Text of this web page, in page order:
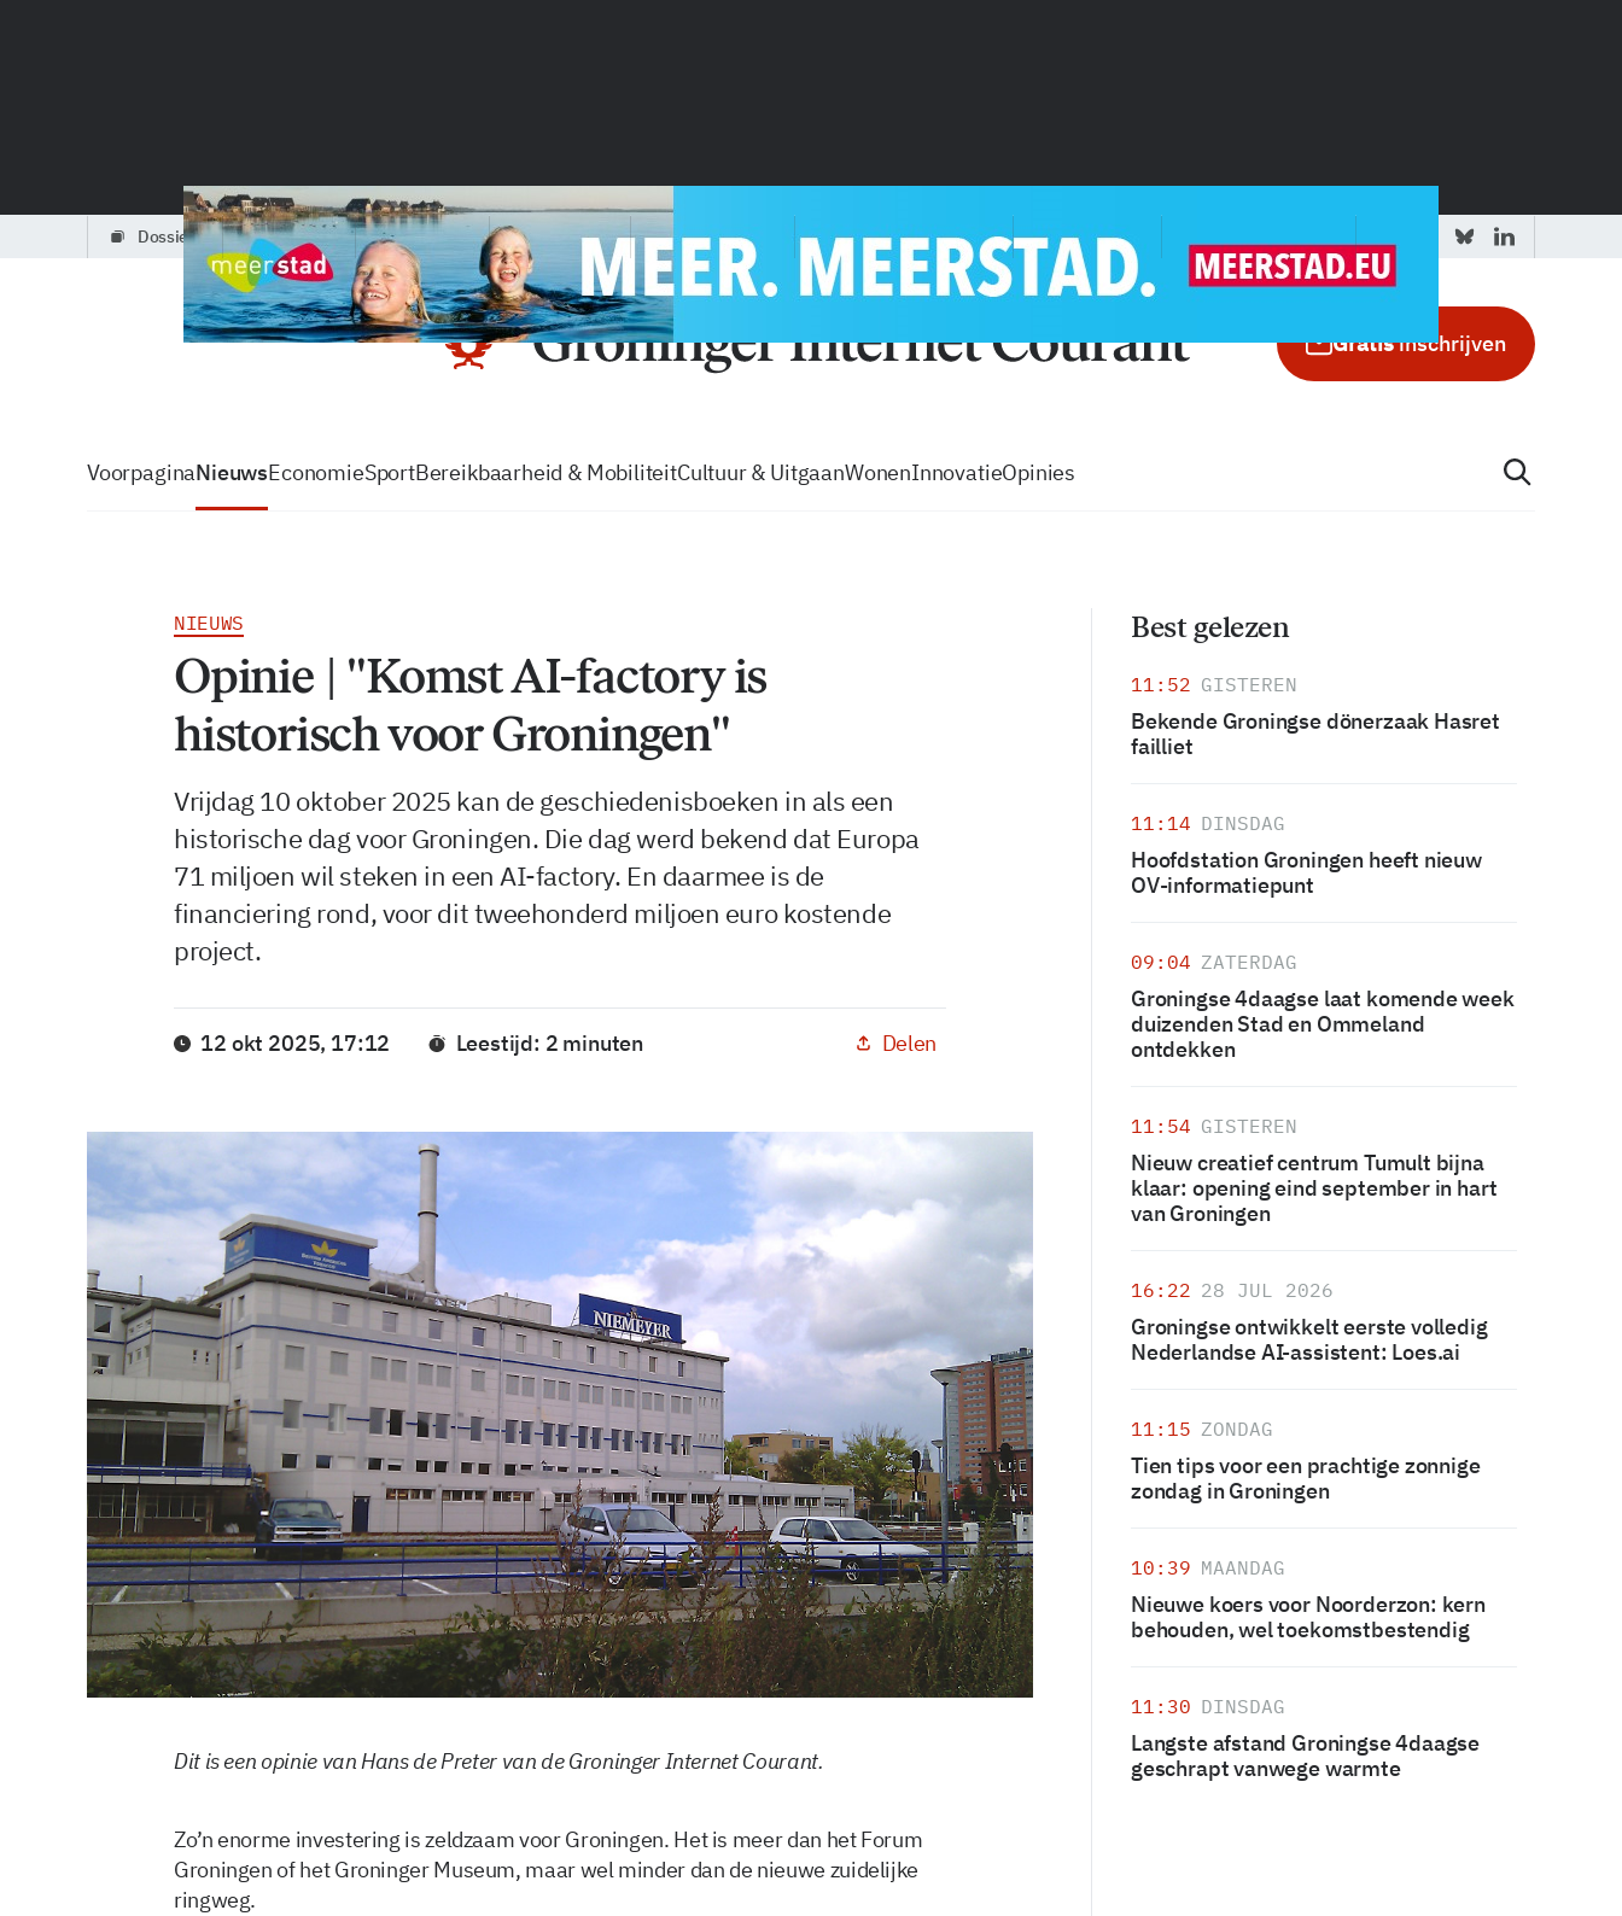
dossiers partners podcasts vacatures zo volg je de GIC Tip de redactie
Gratisinschrijven
VoorpaginaNieuwsEconomieSportBereikbaarheid & MobiliteitCultuur & UitgaanWonenInnovatieOpinies
NIEUWS
Opinie | "Komst AI-factory is
historisch voor Groningen"
Vrijdag 10 oktober 2025 kan de geschiedenisboeken in als een
historische dag voor Groningen. Die dag werd bekend dat Europa
71 miljoen wil steken in een AI-factory. En daarmee is de
financiering rond, voor dit tweehonderd miljoen euro kostende
project.
12 okt 2025, 17:12 Leestijd: 2 minuten Delen
Dit is een opinie van Hans de Preter van de Groninger Internet Courant.
Zo’n enorme investering is zeldzaam voor Groningen. Het is meer dan het Forum
Groningen of het Groninger Museum, maar wel minder dan de nieuwe zuidelijke
ringweg.
Best gelezen
11:52 GISTEREN
Bekende Groningse dönerzaak Hasret
failliet
11:14 DINSDAG
Hoofdstation Groningen heeft nieuw
OV-informatiepunt
09:04 ZATERDAG
Groningse 4daagse laat komende week
duizenden Stad en Ommeland
ontdekken
11:54 GISTEREN
Nieuw creatief centrum Tumult bijna
klaar: opening eind september in hart
van Groningen
16:22 28 JUL 2026
Groningse ontwikkelt eerste volledig
Nederlandse AI-assistent: Loes.ai
11:15 ZONDAG
Tien tips voor een prachtige zonnige
zondag in Groningen
10:39 MAANDAG
Nieuwe koers voor Noorderzon: kern
behouden, wel toekomstbestendig
11:30 DINSDAG
Langste afstand Groningse 4daagse
geschrapt vanwege warmte